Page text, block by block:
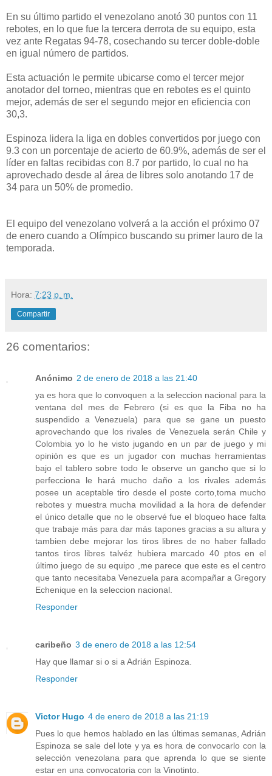
En su último partido el venezolano anotó 30 puntos con 11
rebotes, en lo que fue la tercera derrota de su equipo, esta
vez ante Regatas 94-78, cosechando su tercer doble-doble
en igual número de partidos.
Esta actuación le permite ubicarse como el tercer mejor
anotador del torneo, mientras que en rebotes es el quinto
mejor, además de ser el segundo mejor en eficiencia con
30,3.
Espinoza lidera la liga en dobles convertidos por juego con
9.3 con un porcentaje de acierto de 60.9%, además de ser el
líder en faltas recibidas con 8.7 por partido, lo cual no ha
aprovechado desde al área de libres solo anotando 17 de
34 para un 50% de promedio.
El equipo del venezolano volverá a la acción el próximo 07
de enero cuando a Olímpico buscando su primer lauro de la
temporada.
Hora: 7:23 p. m.
Compartir
26 comentarios:
Anónimo 2 de enero de 2018 a las 21:40
ya es hora que lo convoquen a la seleccion nacional para la
ventana del mes de Febrero (si es que la Fiba no ha
suspendido a Venezuela) para que se gane un puesto
aprovechando que los rivales de Venezuela serán Chile y
Colombia yo lo he visto jugando en un par de juego y mi
opinión es que es un jugador con muchas herramientas
bajo el tablero sobre todo le observe un gancho que si lo
perfecciona le hará mucho daño a los rivales además
posee un aceptable tiro desde el poste corto,toma mucho
rebotes y muestra mucha movilidad a la hora de defender
el único detalle que no le observé fue el bloqueo hace falta
que trabaje más para dar más tapones gracias a su altura y
tambien debe mejorar los tiros libres de no haber fallado
tantos tiros libres talvéz hubiera marcado 40 ptos en el
último juego de su equipo ,me parece que este es el centro
que tanto necesitaba Venezuela para acompañar a Gregory
Echenique en la seleccion nacional.
Responder
caribeño 3 de enero de 2018 a las 12:54
Hay que llamar si o si a Adrián Espinoza.
Responder
Victor Hugo 4 de enero de 2018 a las 21:19
Pues lo que hemos hablado en las últimas semanas, Adrián
Espinoza se sale del lote y ya es hora de convocarlo con la
selección venezolana para que aprenda lo que se siente
estar en una convocatoria con la Vinotinto.